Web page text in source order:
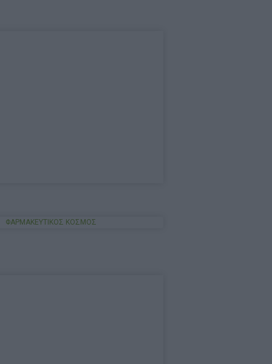
ΦΑΡΜΑΚΕΥΤΙΚΟΣ ΚΟΣΜΟΣ